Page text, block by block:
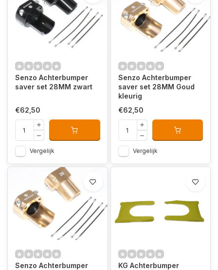
Senzo Achterbumper
saver set 28MM zwart
€62,50
Vergelijk
Senzo Achterbumper
saver set 28MM Goud
kleurig
€62,50
Vergelijk
Senzo Achterbumper
KG Achterbumper